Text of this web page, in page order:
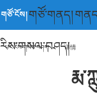
གཙོ་ངོས།གཙོ་གནད།
རིས་གསལ་བཤད།
པར་རིས་གསལ་བཤད། 详情